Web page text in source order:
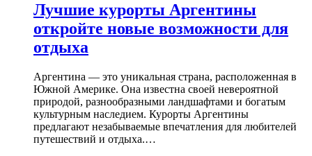
Лучшие курорты Аргентины
откройте новые возможности для
отдыха
Аргентина — это уникальная страна, расположенная в
Южной Америке. Она известна своей невероятной
природой, разнообразными ландшафтами и богатым
культурным наследием. Курорты Аргентины
предлагают незабываемые впечатления для любителей
путешествий и отдыха.…